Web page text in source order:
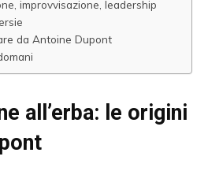
improvvisazione, leadership
da Antoine Dupont
all’erba: le origini